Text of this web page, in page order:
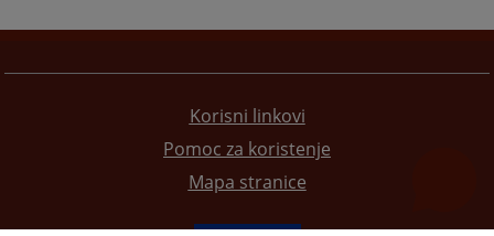
Korisni linkovi
Pomoc za koristenje
Mapa stranice